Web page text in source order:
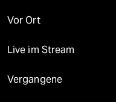
Vor Ort
Live im Stream
Vergangene